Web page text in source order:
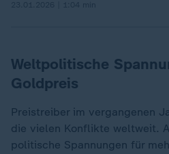
Weltpolitische
Goldpreis
Preistreiber im vergangenen
die vielen Konflikte weltweit.
politische Spannungen für